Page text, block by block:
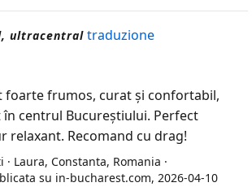
ultracentral traduzione
foarte frumos, curat și confortabil,
centrul Bucureștiului. Perfect
relaxant. Recomand cu drag!
Laura, Constanta, Romania ·
su in-bucharest.com, 2026-04-10